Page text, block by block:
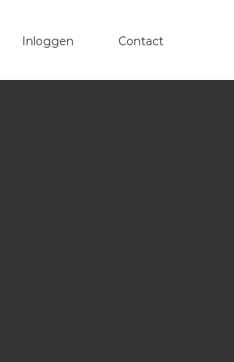
Inloggen Contact